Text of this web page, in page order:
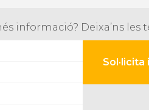
informació? Deixa’ns